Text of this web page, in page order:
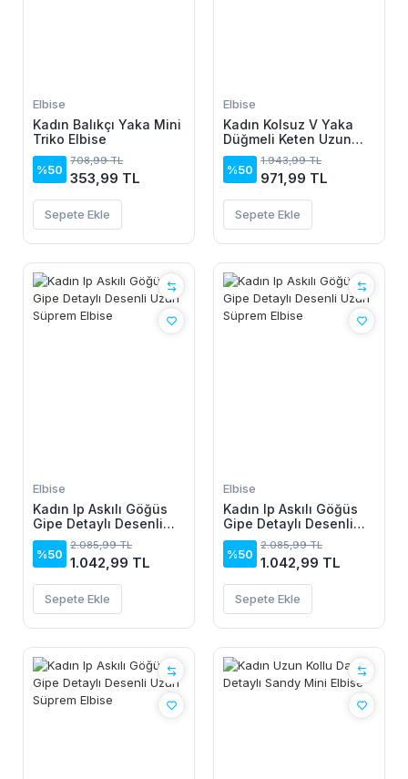
Elbise
Kadın Balıkçı Yaka Mini
Triko Elbise
%50
708,99 TL
353,99 TL
Sepete Ekle
Elbise
Kadın Kolsuz V Yaka
Düğmeli Keten Uzun
Elbise
%50
1.943,99 TL
971,99 TL
Sepete Ekle
Elbise
Kadın Ip Askılı Göğüs
Gipe Detaylı Desenli
Uzun Süprem Elbise
%50
2.085,99 TL
1.042,99 TL
Sepete Ekle
Elbise
Kadın Ip Askılı Göğüs
Gipe Detaylı Desenli
Uzun Süprem Elbise
%50
2.085,99 TL
1.042,99 TL
Sepete Ekle